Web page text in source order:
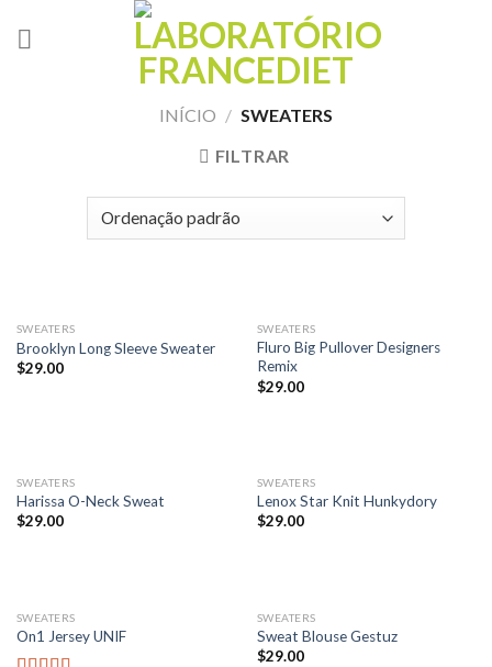
INÍCIO / SWEATERS
FILTRAR
SWEATERS
Brooklyn Long Sleeve Sweater
$29.00
SWEATERS
Fluro Big Pullover Designers
Remix
$29.00
SWEATERS
Harissa O-Neck Sweat
$29.00
SWEATERS
Lenox Star Knit Hunkydory
$29.00
SWEATERS
On1 Jersey UNIF
SWEATERS
Sweat Blouse Gestuz
$29.00